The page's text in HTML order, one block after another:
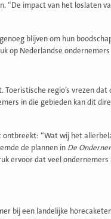
“De impact van het loslaten
blijven om hun
op Nederlandse
Toeristische regio’s vrezen
in die gebieden kan dit
“Wat wij het
de plannen in De
ervoor dat veel
bij een landelijke